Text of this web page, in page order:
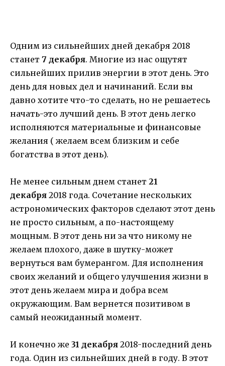
Одним из сильнейших дней декабря 2018
станет 7 декабря. Многие из нас ощутят
сильнейших прилив энергии в этот день. Это
день для новых дел и начинаний. Если вы
давно хотите что-то сделать, но не решаетесь
начать-это лучший день. В этот день легко
исполняются материальные и финансовые
желания ( желаем всем близким и себе
богатства в этот день).
Не менее сильным днем станет 21
декабря 2018 года. Сочетание нескольких
астрономических факторов сделают этот день
не просто сильным, а по-настоящему
мощным. В этот день ни за что никому не
желаем плохого, даже в шутку-может
вернуться вам бумерангом. Для исполнения
своих желаний и общего улучшения жизни в
этот день желаем мира и добра всем
окружающим. Вам вернется позитивом в
самый неожиданный момент.
И конечно же 31 декабря 2018-последний день
года. Один из сильнейших дней в году. В этот